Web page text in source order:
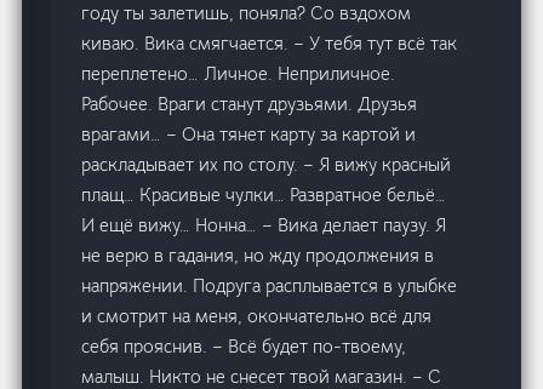
году ты залетишь, поняла? Со вздохом
киваю. Вика смягчается. – У тебя тут всё так
переплетено… Личное. Неприличное.
Рабочее. Враги станут друзьями. Друзья
врагами… – Она тянет карту за картой и
раскладывает их по столу. – Я вижу красный
плащ… Красивые чулки… Развратное бельё…
И ещё вижу… Нонна… – Вика делает паузу. Я
не верю в гадания, но жду продолжения в
напряжении. Подруга расплывается в улыбке
и смотрит на меня, окончательно всё для
себя прояснив. – Всё будет по-твоему,
малыш. Никто не снесет твой магазин. – С